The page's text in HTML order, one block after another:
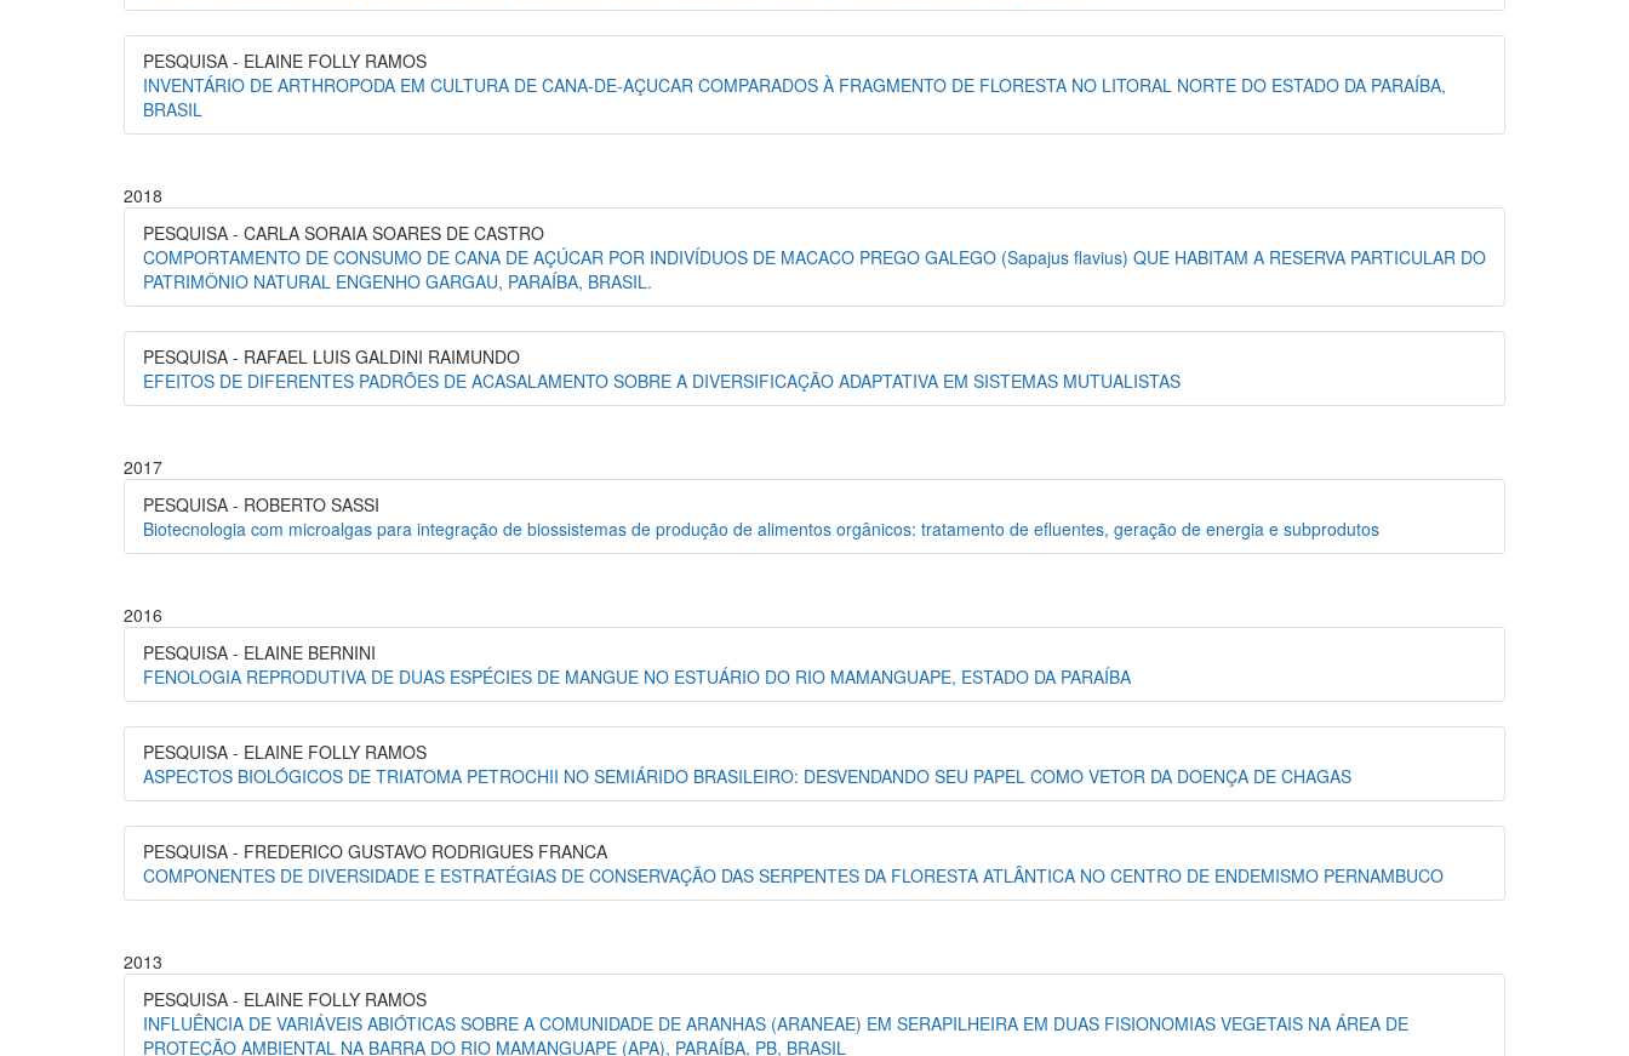
PESQUISA - ELAINE FOLLY RAMOS
INVENTÁRIO DE ARTHROPODA EM CULTURA DE CANA-DE-AÇUCAR COMPARADOS À FRAGMENTO DE FLORESTA NO LITORAL NORTE DO ESTADO DA PARAÍBA,
BRASIL
2018
PESQUISA - CARLA SORAIA SOARES DE CASTRO
COMPORTAMENTO DE CONSUMO DE CANA DE AÇÚCAR POR INDIVÍDUOS DE MACACO PREGO GALEGO (Sapajus flavius) QUE HABITAM A RESERVA PARTICULAR DO
PATRIMÔNIO NATURAL ENGENHO GARGAU, PARAÍBA, BRASIL.
PESQUISA - RAFAEL LUIS GALDINI RAIMUNDO
EFEITOS DE DIFERENTES PADRÕES DE ACASALAMENTO SOBRE A DIVERSIFICAÇÃO ADAPTATIVA EM SISTEMAS MUTUALISTAS
2017
PESQUISA - ROBERTO SASSI
Biotecnologia com microalgas para integração de biossistemas de produção de alimentos orgânicos: tratamento de efluentes, geração de energia e subprodutos
2016
PESQUISA - ELAINE BERNINI
FENOLOGIA REPRODUTIVA DE DUAS ESPÉCIES DE MANGUE NO ESTUÁRIO DO RIO MAMANGUAPE, ESTADO DA PARAÍBA
PESQUISA - ELAINE FOLLY RAMOS
ASPECTOS BIOLÓGICOS DE TRIATOMA PETROCHII NO SEMIÁRIDO BRASILEIRO: DESVENDANDO SEU PAPEL COMO VETOR DA DOENÇA DE CHAGAS
PESQUISA - FREDERICO GUSTAVO RODRIGUES FRANCA
COMPONENTES DE DIVERSIDADE E ESTRATÉGIAS DE CONSERVAÇÃO DAS SERPENTES DA FLORESTA ATLÂNTICA NO CENTRO DE ENDEMISMO PERNAMBUCO
2013
PESQUISA - ELAINE FOLLY RAMOS
INFLUÊNCIA DE VARIÁVEIS ABIÓTICAS SOBRE A COMUNIDADE DE ARANHAS (ARANEAE) EM SERAPILHEIRA EM DUAS FISIONOMIAS VEGETAIS NA ÁREA DE
PROTEÇÃO AMBIENTAL NA BARRA DO RIO MAMANGUAPE (APA), PARAÍBA, PB, BRASIL